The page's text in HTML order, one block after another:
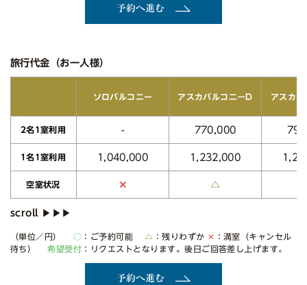
予約へ進む
旅行代金（お一人様）
ソロバルコニー アスカバルコニーD アスカバ
2名1室利用 - 770,000
1名1室利用 1,040,000 1,232,000
空室状況 ✕ △
（単位／円） ○ ：ご予約可能 △ ：残りわずか ✕ ：満室（キャンセル
待ち）希望受付 ：リクエストとなります。後日ご回答差し上げます。
予約へ進む